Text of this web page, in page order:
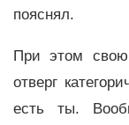
пояснял.
При этом свою
отверг
есть ты.